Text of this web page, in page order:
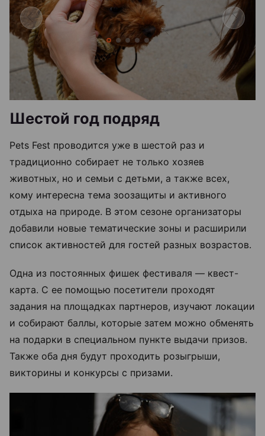
Шестой год подряд
Pets Fest проводится уже в шестой раз и
традиционно собирает не только хозяев
животных, но и семьи с детьми, а также всех,
кому интересна тема зоозащиты и активного
отдыха на природе. В этом сезоне организаторы
добавили новые тематические зоны и расширили
список активностей для гостей разных возрастов.
Одна из постоянных фишек фестиваля — квест-
карта. С ее помощью посетители проходят
задания на площадках партнеров, изучают локации
и собирают баллы, которые затем можно обменять
на подарки в специальном пункте выдачи призов.
Также оба дня будут проходить розыгрыши,
викторины и конкурсы с призами.